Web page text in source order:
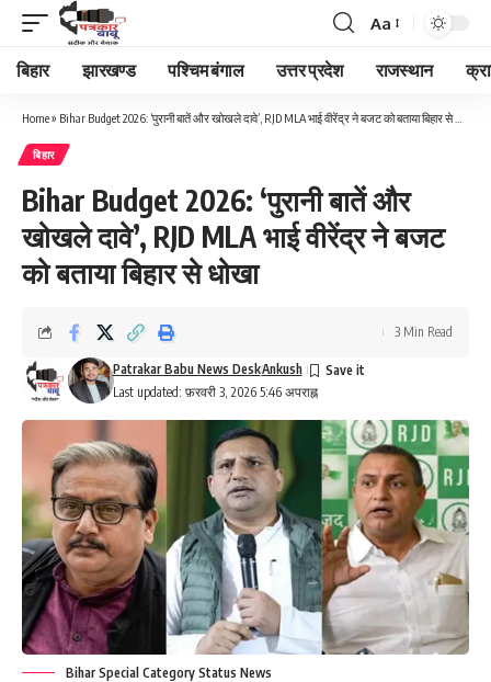
Font
Resizer
Aa
बिहार झारखण्ड पश्चिम बंगाल उत्तर प्रदेश राजस्थान
Home» Bihar Budget 2026: ‘पुरानी बातें और खोखले दावे’, RJD MLA भाई वीरेंद्र ने बजट को बताया बिहार से धोखा
बिहार
Bihar Budget 2026: ‘पुरानी बातें और
खोखले दावे’, RJD MLA भाई वीरेंद्र ने बजट
को बताया बिहार से धोखा
Last updated: फ़रवरी 3, 2026 5:46 अपराह्न
Patrakar Babu News DeskAnkush
3 Min Read
Bihar Special Category Status News